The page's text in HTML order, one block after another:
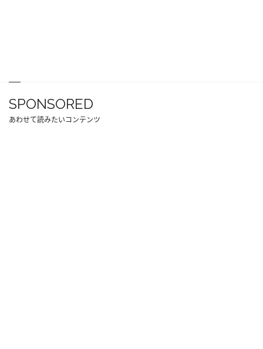
SPONSORED
あわせて読みたいコンテンツ